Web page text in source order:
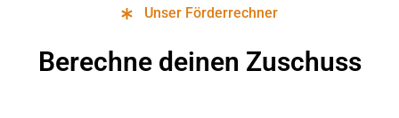
Unser Förderrechner
Berechne deinen Zuschuss